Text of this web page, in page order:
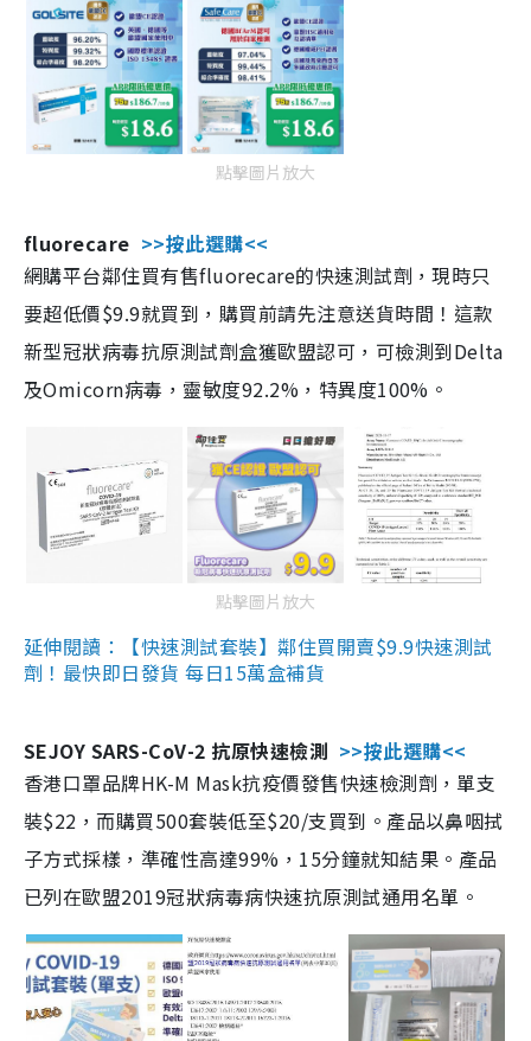
點擊圖片放大
fluorecare >>按此選購<<
網購平台鄰住買有售fluorecare的快速測試劑，現時只
要超低價$9.9就買到，購買前請先注意送貨時間！這款
新型冠狀病毒抗原測試劑盒獲歐盟認可，可檢測到Delta
及Omicorn病毒，靈敏度92.2%，特異度100%。
點擊圖片放大
延伸閱讀：【快速測試套裝】鄰住買開賣$9.9快速測試
劑！最快即日發貨 每日15萬盒補貨
SEJOY SARS-CoV-2 抗原快速檢測 >>按此選購<<
香港口罩品牌HK-M Mask抗疫價發售快速檢測劑，單支
裝$22，而購買500套裝低至$20/支買到。產品以鼻咽拭
子方式採樣，準確性高達99%，15分鐘就知結果。產品
已列在歐盟2019冠狀病毒病快速抗原測試通用名單。